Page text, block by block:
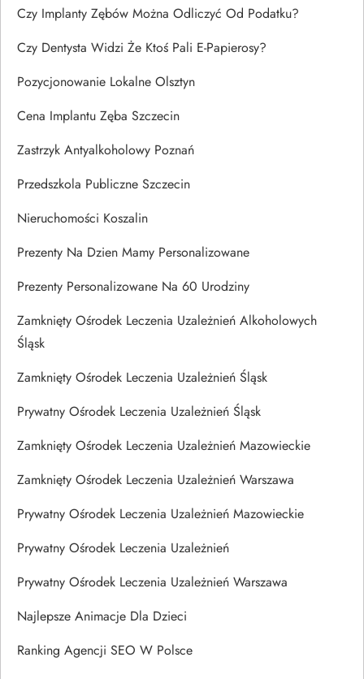
Czy Implanty Zębów Można Odliczyć Od Podatku?
Czy Dentysta Widzi Że Ktoś Pali E-Papierosy?
Pozycjonowanie Lokalne Olsztyn
Cena Implantu Zęba Szczecin
Zastrzyk Antyalkoholowy Poznań
Przedszkola Publiczne Szczecin
Nieruchomości Koszalin
Prezenty Na Dzien Mamy Personalizowane
Prezenty Personalizowane Na 60 Urodziny
Zamknięty Ośrodek Leczenia Uzależnień Alkoholowych
Śląsk
Zamknięty Ośrodek Leczenia Uzależnień Śląsk
Prywatny Ośrodek Leczenia Uzależnień Śląsk
Zamknięty Ośrodek Leczenia Uzależnień Mazowieckie
Zamknięty Ośrodek Leczenia Uzależnień Warszawa
Prywatny Ośrodek Leczenia Uzależnień Mazowieckie
Prywatny Ośrodek Leczenia Uzależnień
Prywatny Ośrodek Leczenia Uzależnień Warszawa
Najlepsze Animacje Dla Dzieci
Ranking Agencji SEO W Polsce